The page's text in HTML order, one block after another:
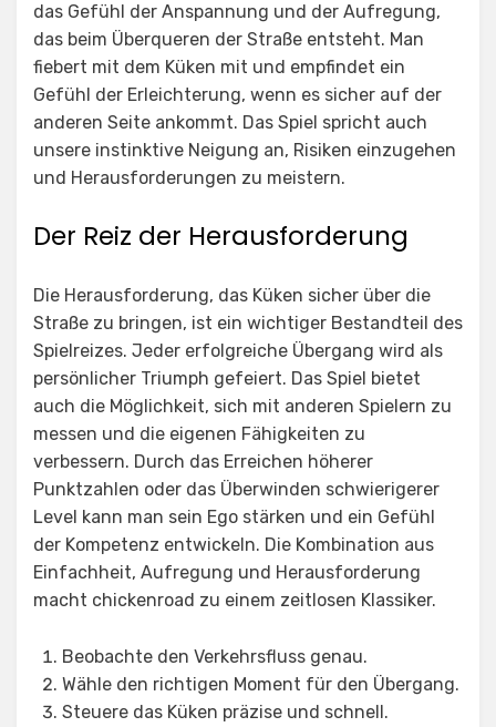
das Gefühl der Anspannung und der Aufregung,
das beim Überqueren der Straße entsteht. Man
fiebert mit dem Küken mit und empfindet ein
Gefühl der Erleichterung, wenn es sicher auf der
anderen Seite ankommt. Das Spiel spricht auch
unsere instinktive Neigung an, Risiken einzugehen
und Herausforderungen zu meistern.
Der Reiz der Herausforderung
Die Herausforderung, das Küken sicher über die
Straße zu bringen, ist ein wichtiger Bestandteil des
Spielreizes. Jeder erfolgreiche Übergang wird als
persönlicher Triumph gefeiert. Das Spiel bietet
auch die Möglichkeit, sich mit anderen Spielern zu
messen und die eigenen Fähigkeiten zu
verbessern. Durch das Erreichen höherer
Punktzahlen oder das Überwinden schwierigerer
Level kann man sein Ego stärken und ein Gefühl
der Kompetenz entwickeln. Die Kombination aus
Einfachheit, Aufregung und Herausforderung
macht chickenroad zu einem zeitlosen Klassiker.
Beobachte den Verkehrsfluss genau.
Wähle den richtigen Moment für den Übergang.
Steuere das Küken präzise und schnell.